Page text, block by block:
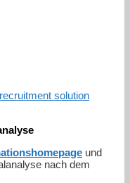
solution
und
nach dem